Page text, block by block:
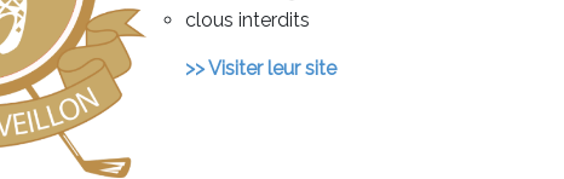
clous interdits
>> Visiter leur site